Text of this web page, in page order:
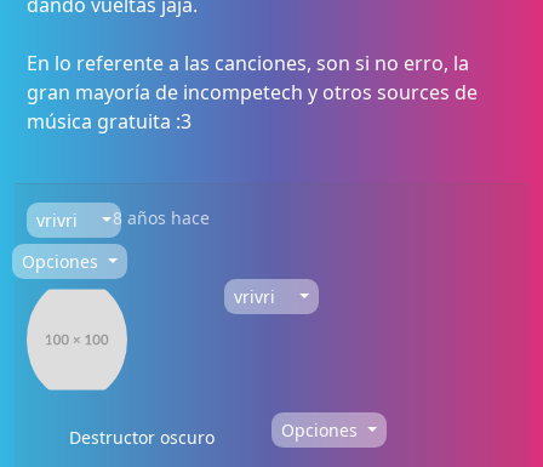
En lo referente a las canciones, son si no erro, la
gran mayoría de incompetech y otros sources de
música gratuita :3
vrivri
8 años hace
Opciones
vrivri
Destructor oscuro Opciones